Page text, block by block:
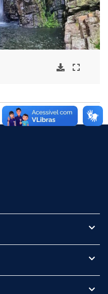
por Facebook
por Twitter
Compartilhe por
Compartilhe por
link para Copiar